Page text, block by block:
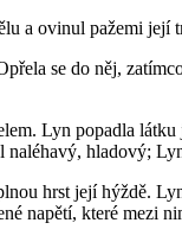
a ovinul pažemi
se do něj,
Lyn popadla
hladový;
hrst její hýždě.
napětí, které mezi